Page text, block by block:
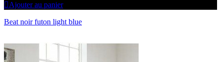
Ajouter au panier
Beat noir futon light blue